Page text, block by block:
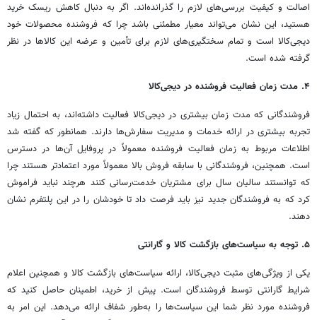
اصالت و کیفیت بررسی‌های لازم را گذرانده‌اند. اگر به دنبال کاهش ریسک خرید
هستید، این نشان می‌تواند معیار مطمئنی باشد چرا که فروشنده محصولات خود
دیجی‌کالا است و تمام سختگیری‌های لازم برای تأمین و عرضه این کالاها در نظر
گرفته شده است.
۴. مدت زمان فعالیت فروشنده در دیجی‌کالا
فروشندگانی که مدت زمان بیشتری در دیجی‌کالا فعالیت داشته‌اند، به احتمال زیاد
تجربه بیشتری در ارائه خدمات و مدیریت سفارش‌ها دارند. همانطور که گفته شد
اطلاعات مربوط به زمان فعالیت فروشنده معمولاً در پروفایل آن‌ها در دسترس
است. همچنین، فروشندگانی با سابقه فروش بالا معمولاً مورد اعتمادتر هستند چرا
که توانستند سالیان سال برای مشتریان خدمت‌رسانی کنند هرچند نباید فراموش
کرد که به فروشندگان جدید نیز باید فرصت داد تا خودشان را در این پلتفرم نشان
دهند.
۵. توجه به سیاست‌های بازگشت کالا و گارانتی
یکی از ویژگی‌های مثبت دیجی‌کالا، ارائه سیاست‌های بازگشت کالا و همچنین اعلام
شرایط گارانتی توسط فروشندگان است. پیش از خرید، اطمینان حاصل کنید که
فروشنده مورد نظر شما این سیاست‌ها را به‌طور شفاف ارائه می‌دهد. این امر به